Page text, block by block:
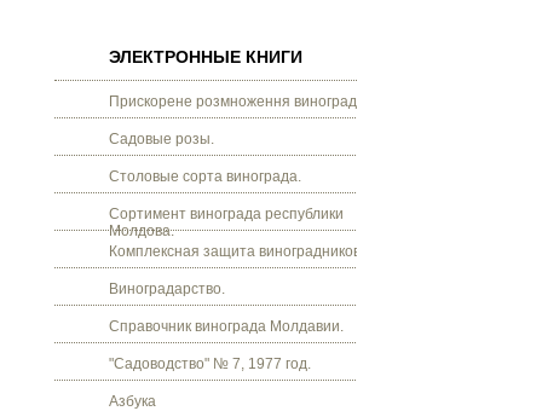
ЭЛЕКТРОННЫЕ КНИГИ
Прискорене розмноження винограду.
Садовые розы.
Столовые сорта винограда.
Сортимент винограда республики
Молдова.
Комплексная защита виноградников.
Виноградарство.
Справочник винограда Молдавии.
"Садоводство" № 7, 1977 год.
Азбука